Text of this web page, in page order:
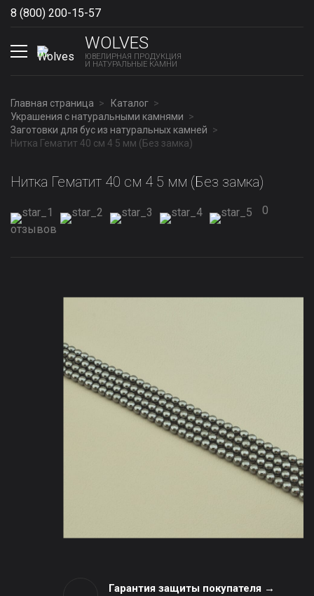
8 (800) 200-15-57
WOLVES
ЮВЕЛИРНАЯ ПРОДУКЦИЯ
И НАТУРАЛЬНЫЕ КАМНИ
Главная страница
Каталог
Украшения с натуральными камнями
Заготовки для бус из натуральных камней
Нитка Гематит 40 см 4 5 мм (Без замка)
Нитка Гематит 40 см 4 5 мм (Без замка)
0
отзывов
Гарантия защиты покупателя →